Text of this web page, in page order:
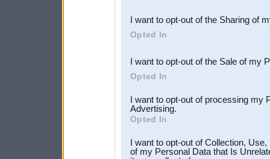
Downstream Participants
third parties.
I want to opt-out of the Sharing of
Opted In
I want to opt-out of the Sale of my
Opted In
I want to opt-out of processing my
Advertising.
Opted In
I want to opt-out of Collection,
of my Personal Data that Is